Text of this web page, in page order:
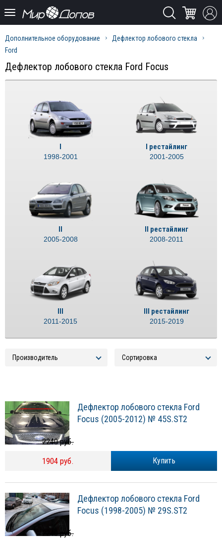
Дополнительное оборудование
Дефлектор лобового стекла
Ford
Дефлектор лобового стекла Ford Focus
I
1998-2001
I рестайлинг
2001-2005
II
2005-2008
II рестайлинг
2008-2011
2011-2015
III рестайлинг
2015-2019
Дефлектор лобового стекла Ford
Focus (2005-2012) № 45S.ST2
Купить
2240 руб.
1904 руб.
Дефлектор лобового стекла Ford
Focus (1998-2005) № 29S.ST2
2240 руб.